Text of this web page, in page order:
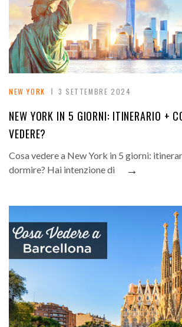
NEW YORK 3 SETTEMBRE 2024
NEW YORK IN 5 GIORNI: ITINERARIO +
VEDERE?
Cosa vedere a New York in 5 giorni:
dormire? Hai intenzione di
→